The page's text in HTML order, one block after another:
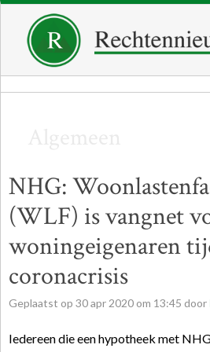
NHG:
(WLF) is vangnet
woningeigenaren
coronacrisis
Geplaatst op 30apr 2020 om 13:45 door
Iedereen die een hypotheek met